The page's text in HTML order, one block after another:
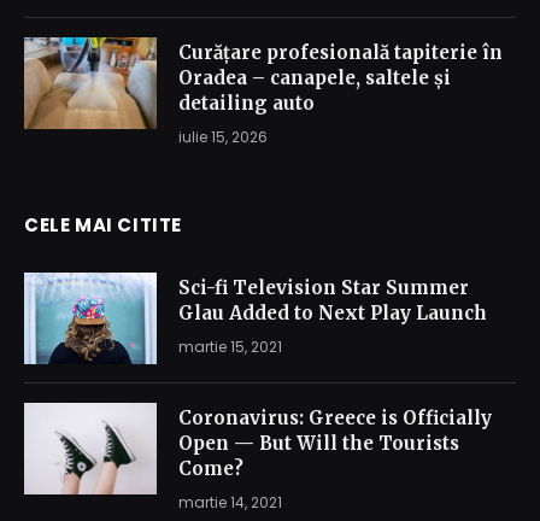
Curățare profesională tapiterie în
Oradea – canapele, saltele și
detailing auto
iulie 15, 2026
CELE MAI CITITE
Sci-fi Television Star Summer
Glau Added to Next Play Launch
martie 15, 2021
Coronavirus: Greece is Officially
Open — But Will the Tourists
Come?
martie 14, 2021